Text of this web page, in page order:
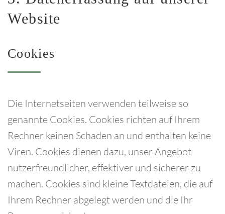
Website
Cookies
Die Internetseiten verwenden teilweise so
genannte Cookies. Cookies richten auf Ihrem
Rechner keinen Schaden an und enthalten keine
Viren. Cookies dienen dazu, unser Angebot
nutzerfreundlicher, effektiver und sicherer zu
machen. Cookies sind kleine Textdateien, die auf
Ihrem Rechner abgelegt werden und die Ihr